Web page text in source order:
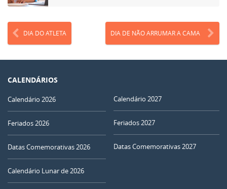
DIA DO ATLETA DIA DE NÃO ARRUMAR A CAMA
CALENDÁRIOS
Calendário 2026
Feriados 2026
Datas Comemorativas 2026
Calendário Lunar de 2026
Calendário 2027
Feriados 2027
Datas Comemorativas 2027